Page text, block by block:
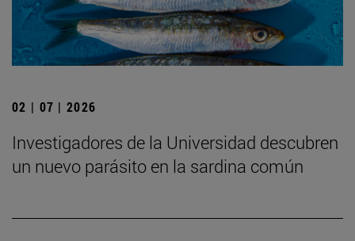
02 | 07 | 2026
Investigadores de la Universidad descubren
un nuevo parásito en la sardina común